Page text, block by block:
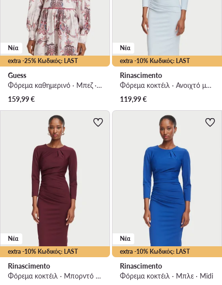
extra -25% Κωδικός: LAST
Νέα
Guess
Φόρεμα καθημερινό · Μπεζ · Mini
159,99€
extra -10% Κωδικός: LAST
Νέα
Rinascimento
Φόρεμα κοκτέιλ · Ανοιχτό μπλε · Midi
119,99€
extra -10% Κωδικός: LAST
Νέα
Rinascimento
Φόρεμα κοκτέιλ · Μπορντό · Midi
extra -10% Κωδικός: LAST
Νέα
Rinascimento
Φόρεμα κοκτέιλ · Μπλε · Midi